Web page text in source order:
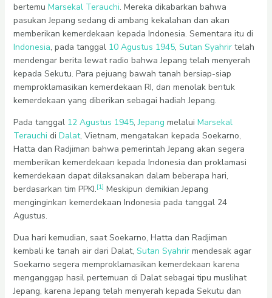
bertemu Marsekal Terauchi. Mereka dikabarkan bahwa
pasukan Jepang sedang di ambang kekalahan dan akan
memberikan kemerdekaan kepada Indonesia. Sementara itu di
Indonesia, pada tanggal 10 Agustus 1945, Sutan Syahrirtelah
mendengar berita lewat radio bahwa Jepang telah menyerah
kepada Sekutu. Para pejuang bawah tanah bersiap-siap
memproklamasikan kemerdekaan RI, dan menolak bentuk
kemerdekaan yang diberikan sebagai hadiah Jepang.
Pada tanggal 12 Agustus 1945,Jepang melalui Marsekal
Terauchi di Dalat, Vietnam, mengatakan kepada Soekarno,
Hatta dan Radjiman bahwa pemerintah Jepang akan segera
memberikan kemerdekaan kepada Indonesia dan proklamasi
kemerdekaan dapat dilaksanakan dalam beberapa hari,
berdasarkan tim PPKI.[1] Meskipun demikian Jepang
menginginkan kemerdekaan Indonesia pada tanggal 24
Agustus.
Dua hari kemudian, saat Soekarno, Hatta dan Radjiman
kembali ke tanah air dari Dalat, Sutan Syahrirmendesak agar
Soekarno segera memproklamasikan kemerdekaan karena
menganggap hasil pertemuan di Dalat sebagai tipu muslihat
Jepang, karena Jepang telah menyerah kepada Sekutu dan